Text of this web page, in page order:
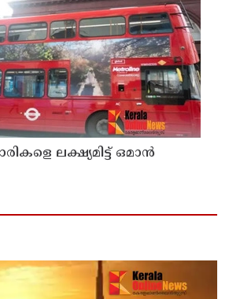
ലക്ഷ്യമിട്ട് ഒമാന്‍